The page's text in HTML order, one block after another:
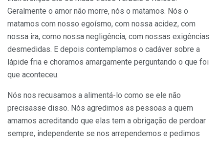
Geralmente o amor não morre, nós o matamos. Nós o
matamos com nosso egoísmo, com nossa acidez, com
nossa ira, como nossa negligência, com nossas exigências
desmedidas. E depois contemplamos o cadáver sobre a
lápide fria e choramos amargamente perguntando o que foi
que aconteceu.
Nós nos recusamos a alimentá-lo como se ele não
precisasse disso. Nós agredimos as pessoas a quem
amamos acreditando que elas tem a obrigação de perdoar
sempre, independente se nos arrependemos e pedimos